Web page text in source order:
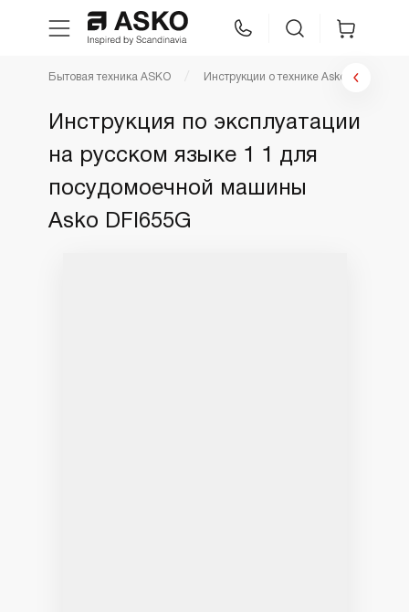
Техника для кухни
Уход за бельем
Бытовая техника ASKO Инструкции о технике Asko
Инструкция по эксплуатации
на русском языке 1 1 для
посудомоечной машины
Asko DFI655G